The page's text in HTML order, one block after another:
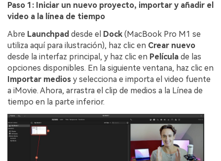
Paso 1: Iniciar un nuevo proyecto, importar y añadir el
video a la línea de tiempo
Abre Launchpad desde el Dock (MacBook Pro M1 se
utiliza aquí para ilustración), haz clic en Crear nuevo
desde la interfaz principal, y haz clic en Película de las
opciones disponibles. En la siguiente ventana, haz clic en
Importar medios y selecciona e importa el video fuente
a iMovie. Ahora, arrastra el clip de medios a la Línea de
tiempo en la parte inferior.